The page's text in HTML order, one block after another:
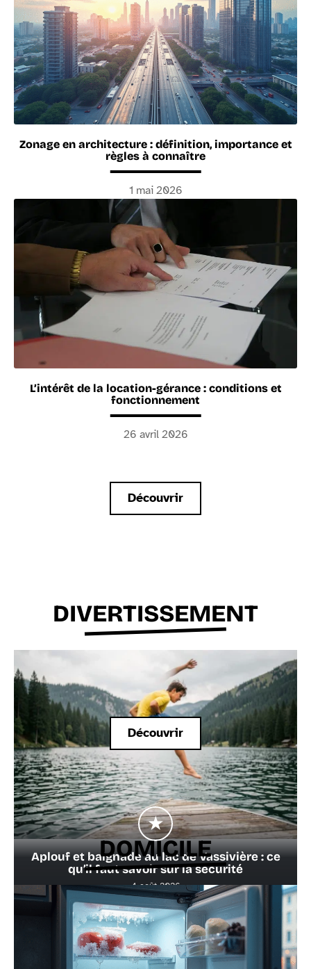
Zonage en architecture : définition, importance et
règles à connaître
1 mai 2026
L’intérêt de la location-gérance : conditions et
fonctionnement
26 avril 2026
Découvrir
DIVERTISSEMENT
Aplouf et baignade au lac de Vassivière : ce
qu’il faut savoir sur la sécurité
4 août 2026
Découvrir
DOMICILE